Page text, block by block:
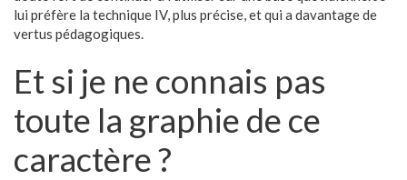
lui préfère la technique IV, plus précise, et qui a davantage de
vertus pédagogiques.
Et si je ne connais pas
toute la graphie de ce
caractère ?